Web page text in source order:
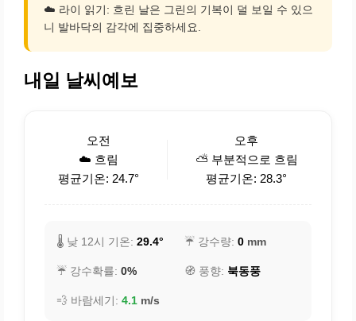
☁️ 라이 읽기: 흐린 날은 그린의 기복이 덜 보일 수 있으
니 발바닥의 감각에 집중하세요.
내일 날씨예보
오전
☁️ 흐림
평균기온: 24.7°
오후
⛅ 부분적으로 흐림
평균기온: 28.3°
🌡️ 낮 12시 기온: 29.4° ☔ 강수량: 0 mm
☔ 강수확률: 0% 🧭 풍향: 북동풍
💨 바람세기: 4.1 m/s